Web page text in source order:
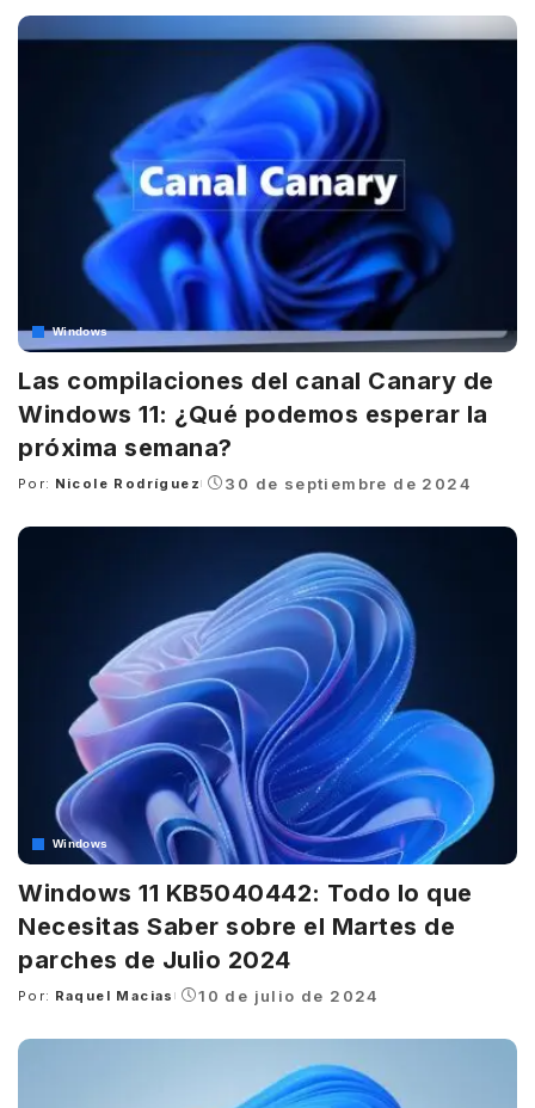
Windows
Las compilaciones del canal Canary de
Windows 11: ¿Qué podemos esperar la
próxima semana?
Posted
Por: Nicole Rodríguez 30 de septiembre de 2024
Windows
Windows 11 KB5040442: Todo lo que
Necesitas Saber sobre el Martes de
parches de Julio 2024
Posted
Por: Raquel Macias 10 de julio de 2024